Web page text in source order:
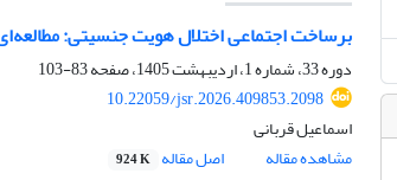
برساخت اجتماعی اختلال هویت جنسیتی:
دوره 33، شماره 1، اردیبهشت 1405، صفحه
83-103
10.22059/jsr.2026.409853.2098
اسماعیل قربانی
مشاهده مقاله
اصل مقاله 924 K